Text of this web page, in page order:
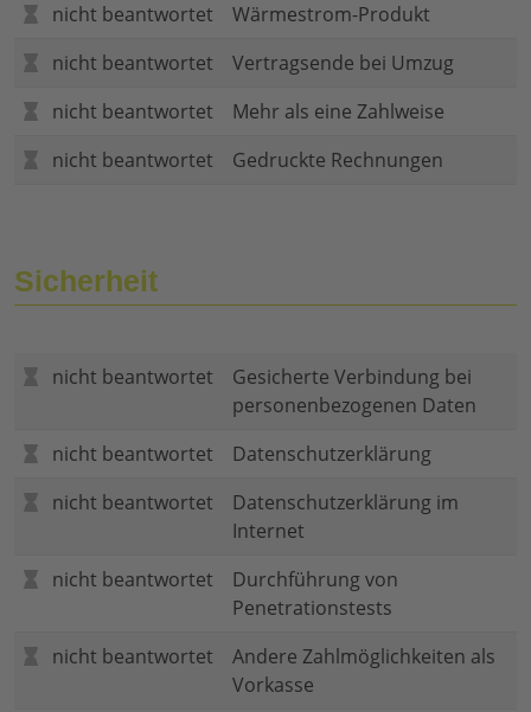
nicht beantwortet
Wärmestrom-Produkt
nicht beantwortet
Vertragsende bei Umzug
nicht beantwortet
Mehr als eine Zahlweise
nicht beantwortet
Gedruckte Rechnungen
Sicherheit
nicht beantwortet
Gesicherte Verbindung bei
personenbezogenen Daten
nicht beantwortet
Datenschutzerklärung
nicht beantwortet
Datenschutzerklärung im
Internet
nicht beantwortet
Durchführung von
Penetrationstests
nicht beantwortet
Andere Zahlmöglichkeiten als
Vorkasse